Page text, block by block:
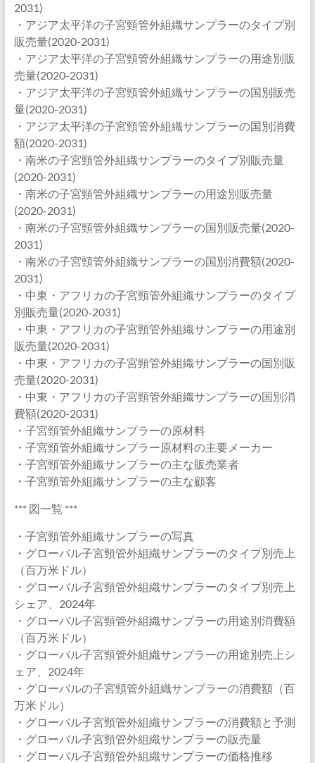
2031)
・アジア太平洋の子宮頸管外組織サンプラーのタイプ別
販売量(2020-2031)
・アジア太平洋の子宮頸管外組織サンプラーの用途別販
売量(2020-2031)
・アジア太平洋の子宮頸管外組織サンプラーの国別販売
量(2020-2031)
・アジア太平洋の子宮頸管外組織サンプラーの国別消費
額(2020-2031)
・南米の子宮頸管外組織サンプラーのタイプ別販売量
(2020-2031)
・南米の子宮頸管外組織サンプラーの用途別販売量
(2020-2031)
・南米の子宮頸管外組織サンプラーの国別販売量(2020-
2031)
・南米の子宮頸管外組織サンプラーの国別消費額(2020-
2031)
・中東・アフリカの子宮頸管外組織サンプラーのタイプ
別販売量(2020-2031)
・中東・アフリカの子宮頸管外組織サンプラーの用途別
販売量(2020-2031)
・中東・アフリカの子宮頸管外組織サンプラーの国別販
売量(2020-2031)
・中東・アフリカの子宮頸管外組織サンプラーの国別消
費額(2020-2031)
・子宮頸管外組織サンプラーの原材料
・子宮頸管外組織サンプラー原材料の主要メーカー
・子宮頸管外組織サンプラーの主な販売業者
・子宮頸管外組織サンプラーの主な顧客
*** 図一覧 ***
・子宮頸管外組織サンプラーの写真
・グローバル子宮頸管外組織サンプラーのタイプ別売上
（百万米ドル）
・グローバル子宮頸管外組織サンプラーのタイプ別売上
シェア、2024年
・グローバル子宮頸管外組織サンプラーの用途別消費額
（百万米ドル）
・グローバル子宮頸管外組織サンプラーの用途別売上シ
ェア、2024年
・グローバルの子宮頸管外組織サンプラーの消費額（百
万米ドル）
・グローバル子宮頸管外組織サンプラーの消費額と予測
・グローバル子宮頸管外組織サンプラーの販売量
・グローバル子宮頸管外組織サンプラーの価格推移